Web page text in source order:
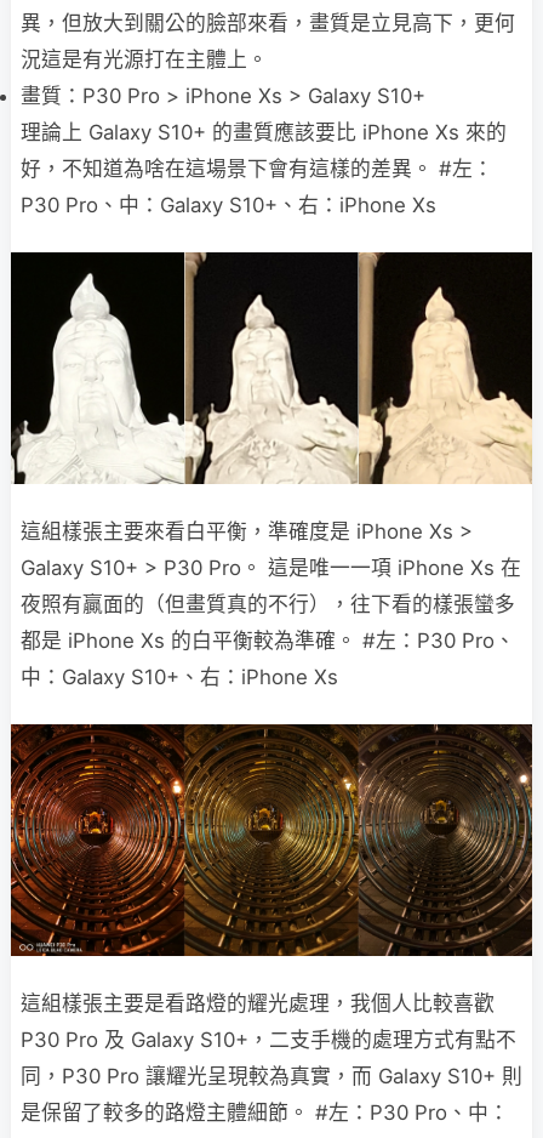
異，但放大到關公的臉部來看，畫質是立見高下，更何
況這是有光源打在主體上。
畫質：P30 Pro > iPhone Xs > Galaxy S10+
理論上 Galaxy S10+ 的畫質應該要比 iPhone Xs 來的
好，不知道為啥在這場景下會有這樣的差異。 #左：
P30 Pro、中：Galaxy S10+、右：iPhone Xs
這組樣張主要來看白平衡，準確度是 iPhone Xs >
Galaxy S10+ > P30 Pro。 這是唯一一項 iPhone Xs 在
夜照有贏面的（但畫質真的不行），往下看的樣張蠻多
都是 iPhone Xs 的白平衡較為準確。 #左：P30 Pro、
中：Galaxy S10+、右：iPhone Xs
這組樣張主要是看路燈的耀光處理，我個人比較喜歡
P30 Pro 及 Galaxy S10+，二支手機的處理方式有點不
同，P30 Pro 讓耀光呈現較為真實，而 Galaxy S10+ 則
是保留了較多的路燈主體細節。 #左：P30 Pro、中：